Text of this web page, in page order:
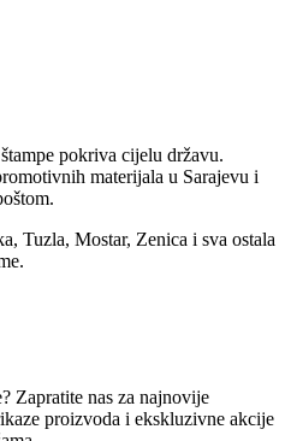
pokriva cijelu državu.
materijala u Sarajevu i
Tuzla, Mostar, Zenica i sva ostala
Zapratite nas za najnovije
proizvoda i ekskluzivne akcije